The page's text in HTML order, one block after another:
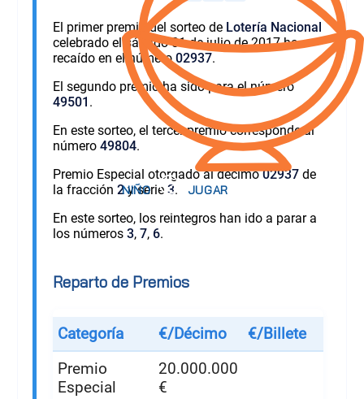
El primer premio del sorteo de Lotería Nacional
celebrado el sábado 01 de julio de 2017 ha
recaído en el número02937.
El segundo premio ha sido para el número
49501 .
En este sorteo, el tercer premio corresponde al
número 49804.
Premio Especial otorgado al décimo02937de
la fracción 2y serie 3.
En este sorteo, los reintegros han ido a parar a
los números 3, 7, 6.
Reparto de Premios
Categoría €/Décimo
€/Billete
Premio
Especial
20.000.000
€